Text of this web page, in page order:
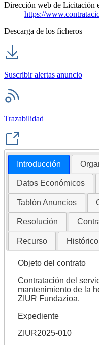
Dirección web de Licitación
https://
Descarga de los ficheros
|
Suscribir alertas anuncio
|
Trazabilidad
Introducción
Datos Económicos
Tablón Anuncios
Resolución
Recurso Histórico
Objeto del contrato
Contratación del
mantenimiento de la
ZIUR Fundazioa.
Expediente
ZIUR2025-010